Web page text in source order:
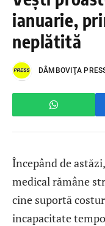
ianuarie,
neplătită
DÂMBOVIŢA
Începând de
medical rămâne
cine suportă
incapacitate